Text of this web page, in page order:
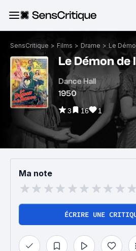
SensCritique > Films > Drame > Le
Le Démon de
Dance Hall
1950
3 16 1
Ma note
ÉCRIRE UNE